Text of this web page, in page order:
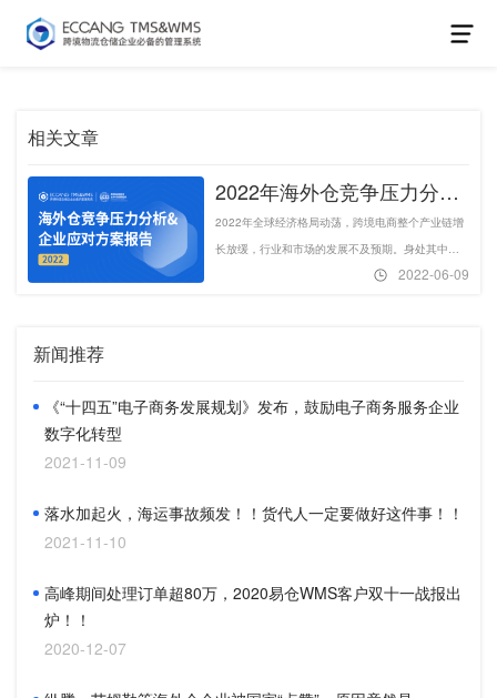
相关文章
2022年海外仓竞争压力分析
&应对方案报告-易仓科技
2022年全球经济格局动荡，跨境电商整个产业链增
长放缓，行业和市场的发展不及预期。身处其中的
海外仓企业，必须找准关键的竞争压力来源，并找
2022-06-09
新闻推荐
《“十四五”电子商务发展规划》发布，鼓励电子商务服务企业
数字化转型
2021-11-09
落水加起火，海运事故频发！！货代人一定要做好这件事！！
2021-11-10
高峰期间处理订单超80万，2020易仓WMS客户双十一战报出
炉！！
2020-12-07